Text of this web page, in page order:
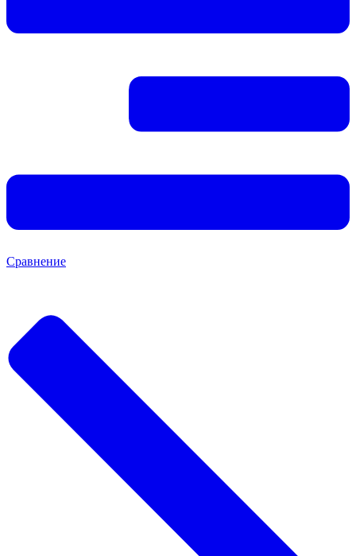
Сравнение